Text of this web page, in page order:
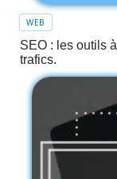
WEB
SEO : les outils
trafics.